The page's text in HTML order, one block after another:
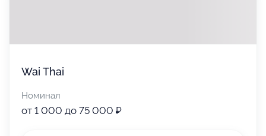
Wai Thai
Номинал
от 1 000 до 75 000 ₽